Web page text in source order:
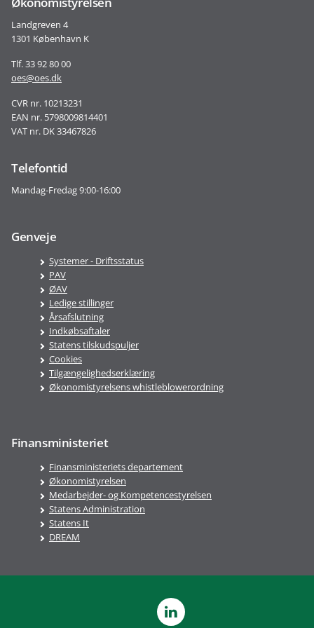
Landgreven 4
1301 København K
Tlf. 33 92 80 00
oes@oes.dk
CVR nr. 10213231
EAN nr. 5798009814401
VAT nr. DK 33467826
Telefontid
Mandag-Fredag 9:00-16:00
Genveje
Systemer - Driftsstatus
PAV
ØAV
Ledige stillinger
Årsafslutning
Indkøbsaftaler
Statens tilskudspuljer
Cookies
Tilgængelighedserklæring
Økonomistyrelsens whistleblowerordning
Finansministeriet
Finansministeriets departement
Økonomistyrelsen
Medarbejder- og Kompetencestyrelsen
Statens Administration
Statens It
DREAM
LinkedIn